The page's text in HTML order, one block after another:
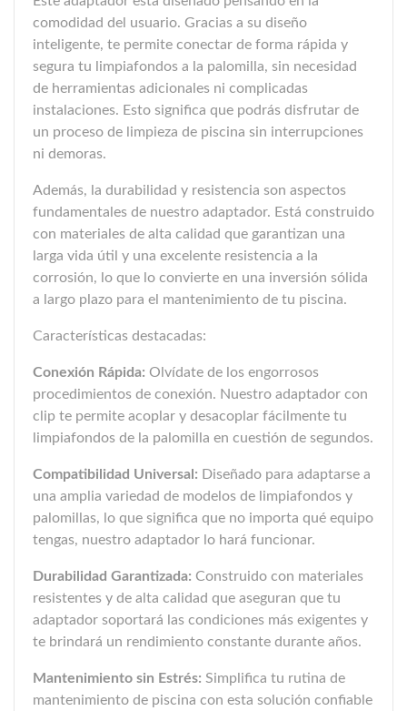
comodidad del usuario. Gracias a su diseño
inteligente, te permite conectar de forma rápida y
segura tu limpiafondos a la palomilla, sin necesidad
de herramientas adicionales ni complicadas
instalaciones. Esto significa que podrás disfrutar de
un proceso de limpieza de piscina sin interrupciones
ni demoras.
Además, la durabilidad y resistencia son aspectos
fundamentales de nuestro adaptador. Está construido
con materiales de alta calidad que garantizan una
larga vida útil y una excelente resistencia a la
corrosión, lo que lo convierte en una inversión sólida
a largo plazo para el mantenimiento de tu piscina.
Características destacadas:
Conexión Rápida: Olvídate de los engorrosos
procedimientos de conexión. Nuestro adaptador con
clip te permite acoplar y desacoplar fácilmente tu
limpiafondos de la palomilla en cuestión de segundos.
Compatibilidad Universal: Diseñado para adaptarse a
una amplia variedad de modelos de limpiafondos y
palomillas, lo que significa que no importa qué equipo
tengas, nuestro adaptador lo hará funcionar.
Durabilidad Garantizada: Construido con materiales
resistentes y de alta calidad que aseguran que tu
adaptador soportará las condiciones más exigentes y
te brindará un rendimiento constante durante años.
Mantenimiento sin Estrés: Simplifica tu rutina de
mantenimiento de piscina con esta solución confiable